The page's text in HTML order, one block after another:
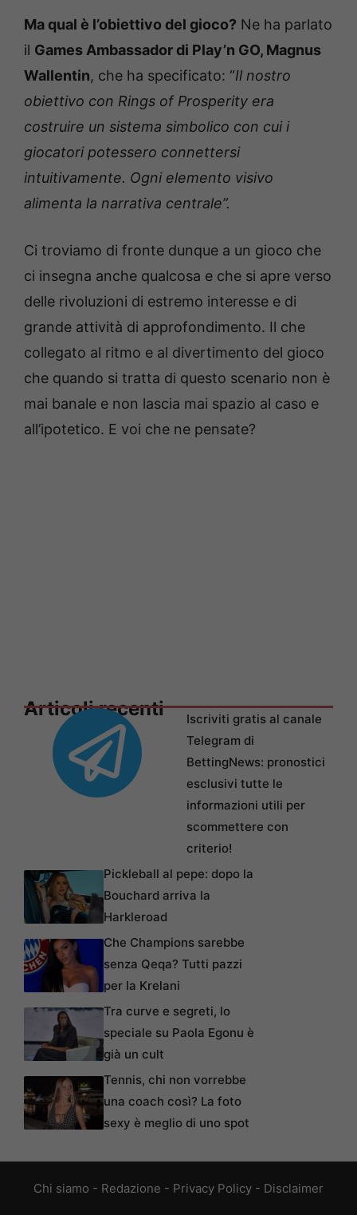
Ma qual è l’obiettivo del gioco? Ne ha parlato
il Games Ambassador di Play’n GO, Magnus
Wallentin, che ha specificato: “Il nostro
obiettivo con Rings of Prosperity era
costruire un sistema simbolico con cui i
giocatori potessero connettersi
intuitivamente. Ogni elemento visivo
alimenta la narrativa centrale”.
Ci troviamo di fronte dunque a un gioco che
ci insegna anche qualcosa e che si apre verso
delle rivoluzioni di estremo interesse e di
grande attività di approfondimento. Il che
collegato al ritmo e al divertimento del gioco
che quando si tratta di questo scenario non è
mai banale e non lascia mai spazio al caso e
all’ipotetico. E voi che ne pensate?
Articoli recenti
Iscriviti gratis al canale
Telegram di
BettingNews: pronostici
esclusivi tutte le
informazioni utili per
scommettere con
criterio!
Pickleball al pepe: dopo la
Bouchard arriva la
Harkleroad
Che Champions sarebbe
senza Qeqa? Tutti pazzi
per la Krelani
Tra curve e segreti, lo
speciale su Paola Egonu è
già un cult
Tennis, chi non vorrebbe
una coach così? La foto
sexy è meglio di uno spot
Chi siamo - Redazione - Privacy Policy - Disclaimer